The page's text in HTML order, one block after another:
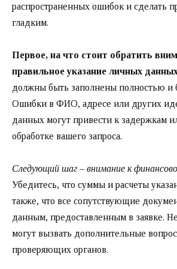
распространенных ошибок и сделать
гладким.
Первое, на что стоит обратить
правильное указание личных
должны быть заполнены полностью и
Ошибки в ФИО, адресе или других
данных могут привести к задержкам
обработке вашего запроса.
Следующий шаг – внимание к
Убедитесь, что суммы и расчеты
также, что все сопутствующие
данным, предоставленным в заявке.
могут вызвать дополнительные
проверяющих органов.